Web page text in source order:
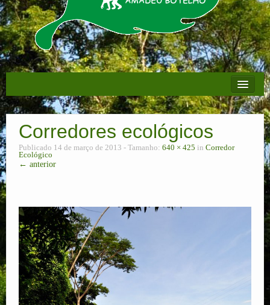
Educação Ambiental
Corredor Ecológico
Plano de Manejo
Pesquisas
RPPNs
Contato
Corredores ecológicos
Publicado 14 de março de 2013 - Tamanho: 640 × 425 in Corredor
Ecológico
← anterior